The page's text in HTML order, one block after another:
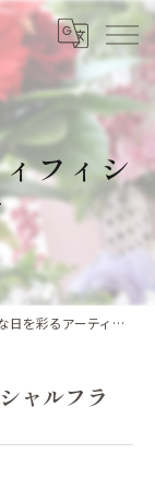
フィシ
彩るアーティフィシャルフラワー
ャルフラ